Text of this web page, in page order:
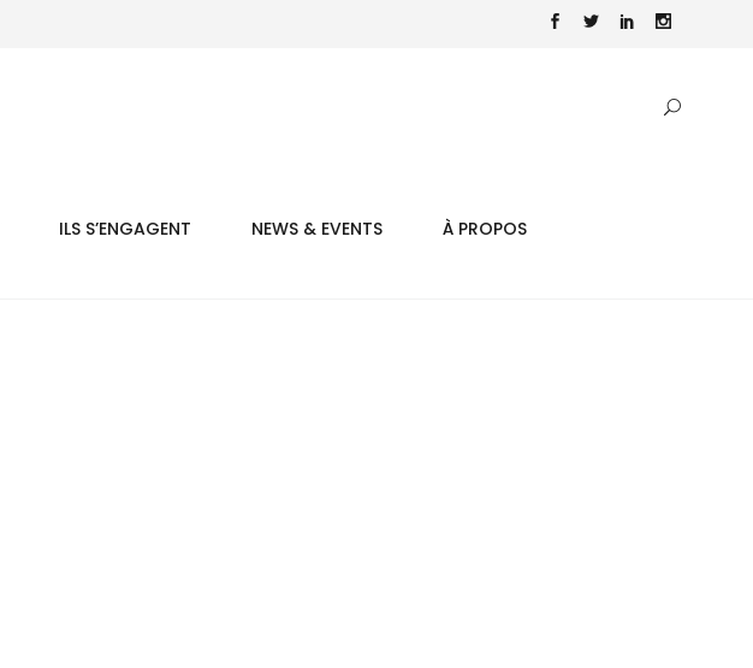
ILS S’ENGAGENT NEWS & EVENTS À PROPOS